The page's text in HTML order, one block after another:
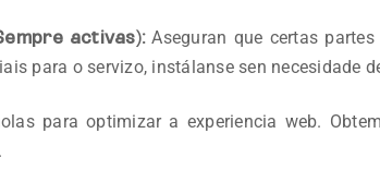
activas):Aseguran que certas
para o servizo, instálanse sen necesidade
para optimizar a experiencia web.